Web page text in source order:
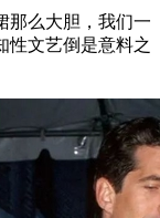
么大胆，我们一
性文艺倒是意料之